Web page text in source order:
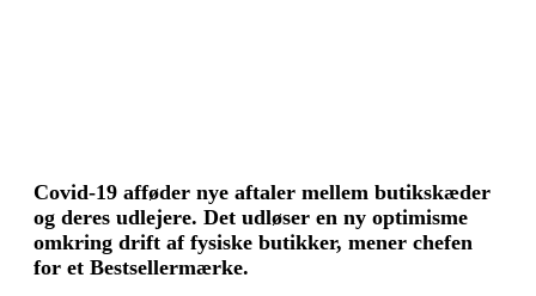
Covid-19 afføder nye aftaler mellem butikskæder
og deres udlejere. Det udløser en ny optimisme
omkring drift af fysiske butikker, mener chefen
for et Bestsellermærke.